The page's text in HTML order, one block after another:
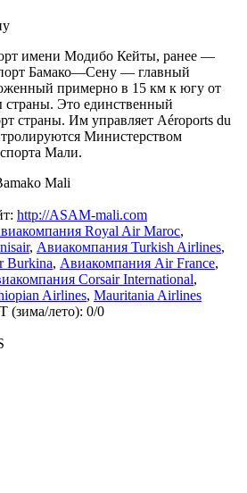
имени Модибо Кейты, ранее —
Бамако—Сену — главный
примерно в 15 км к югу от
страны. Это единственный
страны. Им управляет Aéroports du
Министерством
Мали.
Mali
http://ASAM-mali.com
Royal Air Maroc,
, Авиакомпания Turkish Airlines,
Burkina, Авиакомпания Air France,
Corsair International,
Airlines, Mauritania Airlines
(зима/лето): 0/0